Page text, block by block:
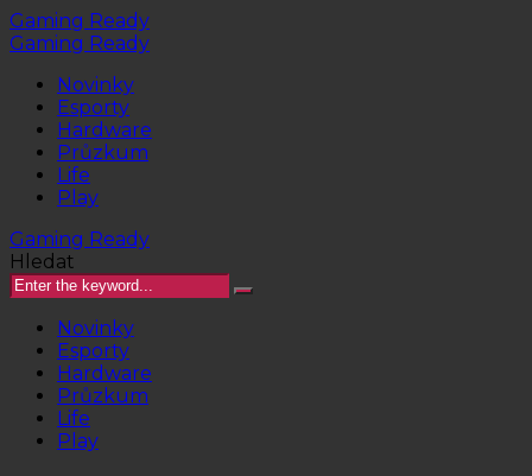
Gaming Ready
Gaming Ready
Novinky
Esporty
Hardware
Průzkum
Life
Play
Gaming Ready
Hledat
Novinky
Esporty
Hardware
Průzkum
Life
Play